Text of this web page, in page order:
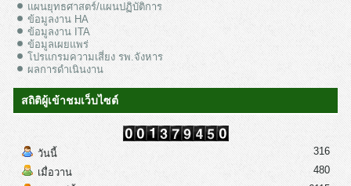
แผนยุทธศาสตร์/แผนปฏิบัติการ
ข้อมูลงาน HA
ข้อมูลงาน ITA
ข้อมูลเผยแพร่
โปรแกรมความเสี่ยง รพ.จังหาร
ผลการดำเนินงาน
สถิติผู้เข้าชมเว็บไซต์
วันนี้
เมื่อวาน
316
480